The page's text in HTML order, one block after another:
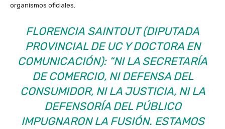
organismos oficiales.
FLORENCIA SAINTOUT (DIPUTADA
PROVINCIAL DE UC Y DOCTORA EN
COMUNICACIÓN): “NI LA SECRETARÍA
DE COMERCIO, NI DEFENSA DEL
CONSUMIDOR, NI LA JUSTICIA, NI LA
DEFENSORÍA DEL PÚBLICO
IMPUGNARON LA FUSIÓN. ESTAMOS